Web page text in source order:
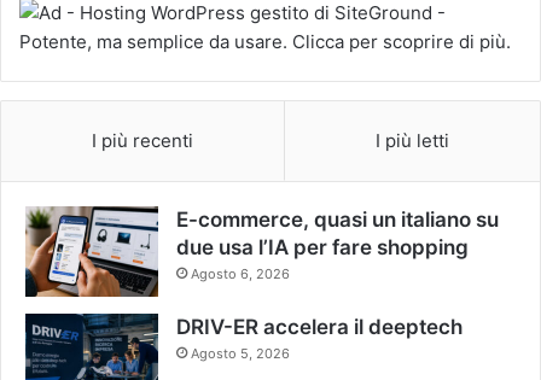
I più recenti I più letti
E-commerce, quasi un italiano su
due usa l’IA per fare shopping
Agosto 6, 2026
DRIV-ER accelera il deeptech
Agosto 5, 2026